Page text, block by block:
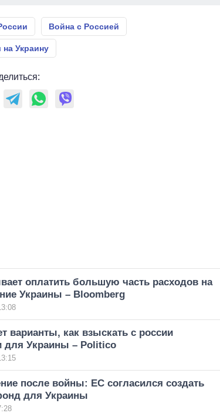
Война с Россией
Украину
оплатить большую часть расходов на
Украины – Bloomberg
варианты, как взыскать с россии
для Украины – Politico
после войны: ЕС согласился создать
для Украины